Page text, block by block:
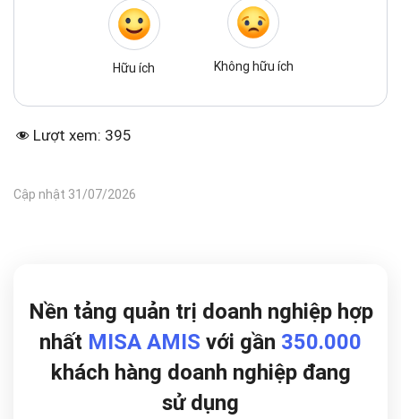
Hữu ích Không hữu ích
Lượt xem: 395
Cập nhật 31/07/2026
Nền tảng quản trị doanh nghiệp hợp
nhất MISA AMIS với gần 350.000
khách hàng doanh nghiệp đang
sử dụng